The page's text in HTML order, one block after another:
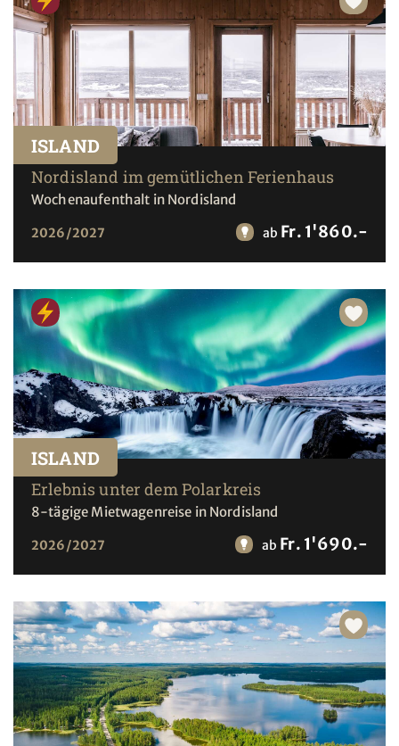
ISLAND
Nordisland im gemütlichen Ferienhaus
Wochenaufenthalt in Nordisland
2026/2027 ab Fr. 1'860.-
ISLAND
Erlebnis unter dem Polarkreis
8-tägige Mietwagenreise in Nordisland
2026/2027 ab Fr. 1'690.-